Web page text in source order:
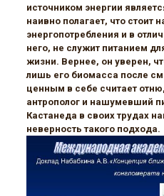
источником энергии
наивно полагает, что
энергопотребления и в
него, не служит питанием
жизни. Вернее, он уверен,
лишь его биомасса после
ценным в себе считает
антрополог и нашумевший
Кастанеда в своих трудах
неверность такого подхода.